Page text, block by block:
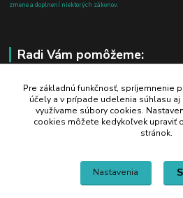
zmene a doplnení niektorých zákonov.
Radi Vám pomôžeme:
+421 908 700 612
po-pia: 8.00 - 16.00
business@jtf.sk
Pre základnú funkčnosť, spríjemnenie
účely a v prípade udelenia súhlasu
využívame súbory cookies.
cookies môžete kedykoľvek upraviť
stránok.
Nastavenia